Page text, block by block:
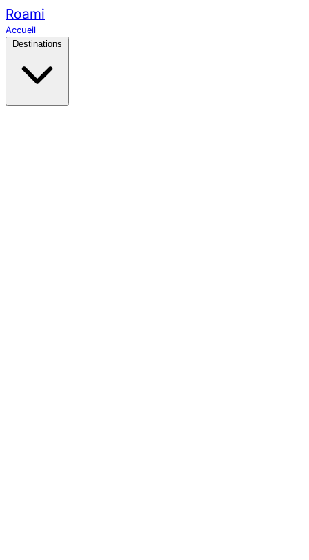
Roami
Accueil
Destinations